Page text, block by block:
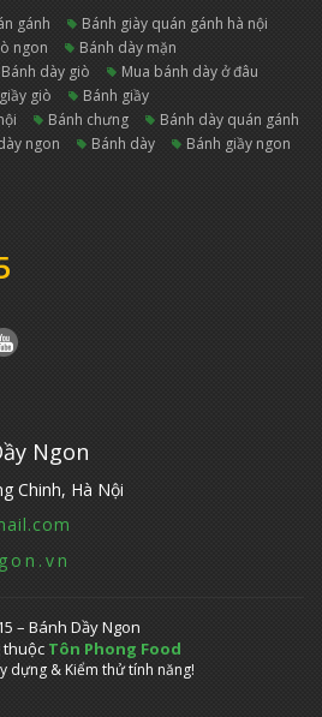
gánh
bánh giày quán gánh hà nội
ngon
bánh dày mặn
bánh dày giò
mua bánh dày ở đâu
giầy giò
bánh giầy
bánh chưng
bánh dày quán gánh
ngon bánh dày bánh giầy ngon
Ngon
Chinh, Hà Nội
– Bánh Dầy Ngon
thuộc Tôn Phong Food
dựng & Kiểm thử tính năng!